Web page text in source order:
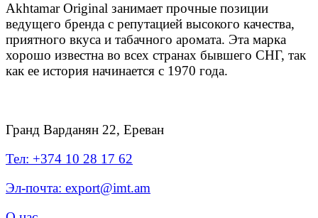
Akhtamar Original занимает прочные позиции
ведущего бренда с репутацией высокого качества,
приятного вкуса и табачного аромата. Эта марка
хорошо известна во всех странах бывшего СНГ, так
как ее история начинается с 1970 года.
Гранд Варданян 22, Ереван
Тел: +374 10 28 17 62
Эл-почта: export@imt.am